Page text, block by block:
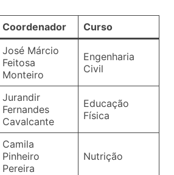
Coordenador Curso
José Márcio
Feitosa
Monteiro
Engenharia
Civil
Jurandir
Fernandes
Cavalcante
Educação
Física
Camila
Pinheiro
Pereira
Nutrição